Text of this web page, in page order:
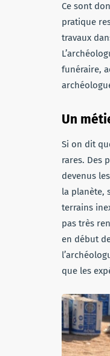
Ce sont
pratique
travaux
funéraire,
Un
Si on dit
rares. Des
devenus
la planète,
terrains
pas très
en début
que les